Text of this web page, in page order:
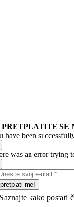
PRETPLATITE SE
have been
was an error trying
pretplati me!
Saznajte kako postati